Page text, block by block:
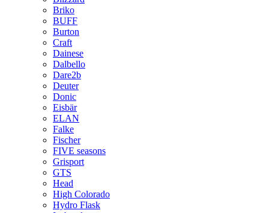
Briko
BUFF
Burton
Craft
Dainese
Dalbello
Dare2b
Deuter
Donic
Eisbär
ELAN
Falke
Fischer
FIVE seasons
Grisport
GTS
Head
High Colorado
Hydro Flask